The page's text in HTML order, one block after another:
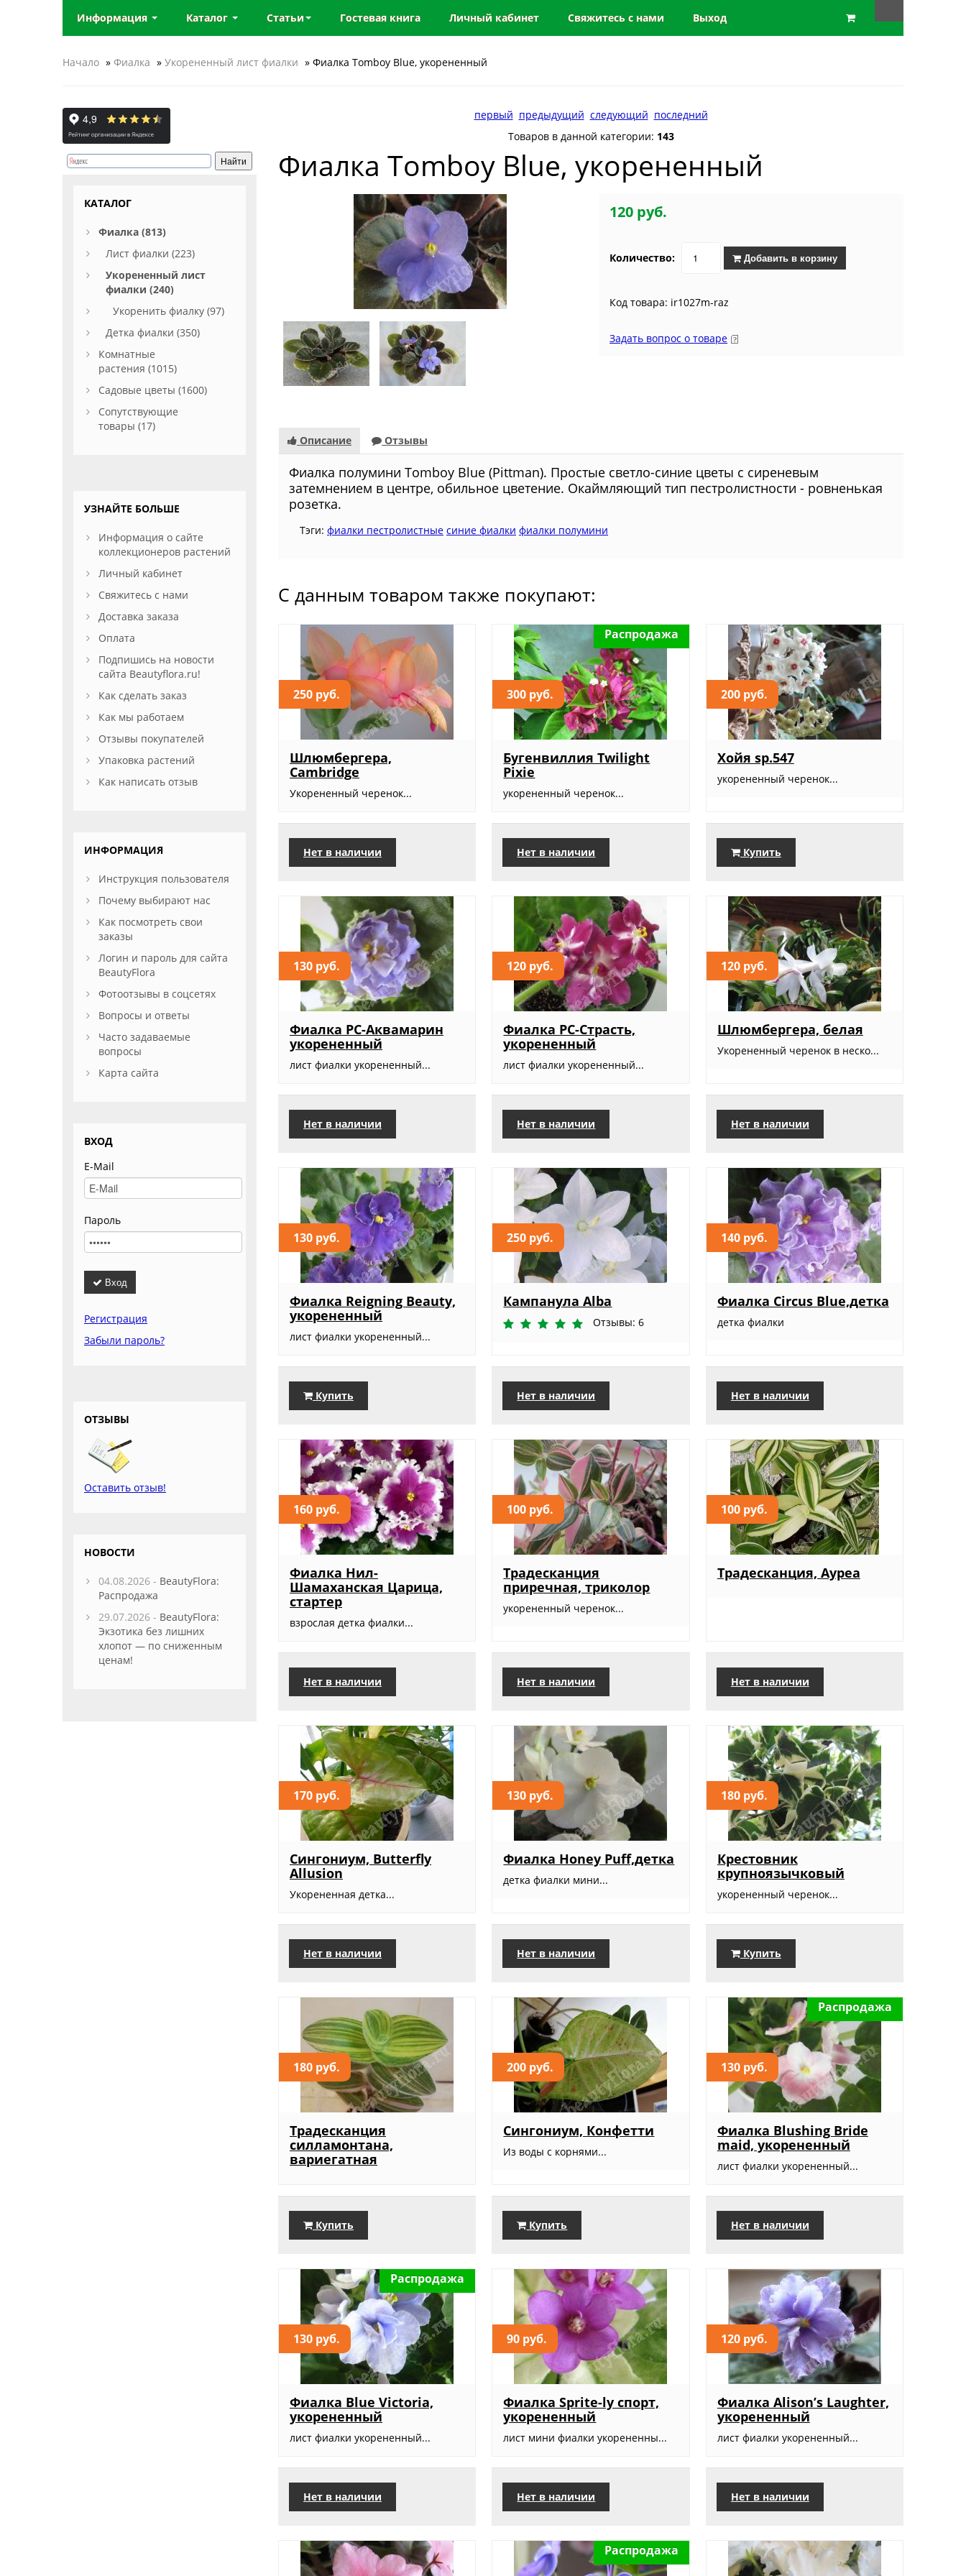
Информация Каталог Статьи Гостевая книга Личный кабинет Свяжитесь с нами Выход
Начало » Фиалка » Укорененный лист фиалки » Фиалка Tomboy Blue, укорененный
первый предыдущий следующий последний
Товаров в данной категории: 143
Фиалка Tomboy Blue, укорененный
120 руб.
Количество: Добавить в корзину
Код товара: ir1027m-raz
Задать вопрос о товаре
Описание Отзывы
Фиалка полумини Tomboy Blue (Pittman). Простые светло-синие цветы с сиреневым
затемнением в центре, обильное цветение. Окаймляющий тип пестролистности - ровненькая
розетка.
Тэги:фиалки пестролистные синие фиалки фиалки полумини
С данным товаром также покупают:
250 руб.
Шлюмбергера,
Cambridge
Укорененный черенок...
Нет в наличии
300 руб.
Распродажа
Бугенвиллия Twilight
Pixie
укорененный черенок...
Нет в наличии
200 руб.
Хойя sp.547
укорененный черенок...
Купить
130 руб.
Фиалка РС-Аквамарин
укорененный
лист фиалки укорененный...
Нет в наличии
120 руб.
Фиалка РС-Страсть,
укорененный
лист фиалки укорененный...
Нет в наличии
120 руб.
Шлюмбергера, белая
Укорененный черенок в неско...
Нет в наличии
130 руб.
Фиалка Reigning Beauty,
укорененный
лист фиалки укорененный...
Купить
250 руб.
Кампанула Alba
Отзывы: 6
Нет в наличии
140 руб.
Фиалка Circus Blue,детка
детка фиалки
Нет в наличии
160 руб.
Фиалка Нил-
Шамаханская Царица,
стартер
взрослая детка фиалки...
Нет в наличии
100 руб.
Традесканция
приречная, триколор
укорененный черенок...
Нет в наличии
100 руб.
Традесканция, Ауреа
Нет в наличии
170 руб.
Сингониум, Butterfly
Allusion
Укорененная детка...
Нет в наличии
130 руб.
Фиалка Honey Puff,детка
детка фиалки мини...
Нет в наличии
180 руб.
Крестовник
крупноязычковый
укорененный черенок...
Купить
180 руб.
Традесканция
силламонтана,
вариегатная
Купить
200 руб.
Сингониум, Конфетти
Из воды с корнями...
Купить
130 руб.
Распродажа
Фиалка Blushing Bride
maid, укорененный
лист фиалки укорененный...
Нет в наличии
130 руб.
Распродажа
Фиалка Blue Victoria,
укорененный
лист фиалки укорененный...
Нет в наличии
90 руб.
Фиалка Sprite-ly спорт,
укорененный
лист мини фиалки укорененны...
Нет в наличии
120 руб.
Фиалка Alison’s Laughter,
укорененный
лист фиалки укорененный...
Нет в наличии
Распродажа
КАТАЛОГ
Фиалка (813)
Лист фиалки (223)
Укорененный лист
фиалки (240)
Укоренить фиалку (97)
Детка фиалки (350)
Комнатные
растения (1015)
Садовые цветы (1600)
Сопутствующие
товары (17)
УЗНАЙТЕ БОЛЬШЕ
Информация о сайте
коллекционеров растений
Личный кабинет
Свяжитесь с нами
Доставка заказа
Оплата
Подпишись на новости
сайта Beautyflora.ru!
Как сделать заказ
Как мы работаем
Отзывы покупателей
Упаковка растений
Как написать отзыв
ИНФОРМАЦИЯ
Инструкция пользователя
Почему выбирают нас
Как посмотреть свои
заказы
Логин и пароль для сайта
BeautyFlora
Фотоотзывы в соцсетях
Вопросы и ответы
Часто задаваемые
вопросы
Карта сайта
ВХОД
E-Mail
Пароль
Вход
Регистрация
Забыли пароль?
ОТЗЫВЫ
Оставить отзыв!
НОВОСТИ
04.08.2026 - BeautyFlora:
Распродажа
29.07.2026 - BeautyFlora:
Экзотика без лишних
хлопот — по сниженным
ценам!